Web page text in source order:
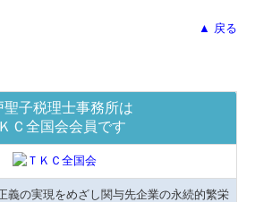
▲ 戻る
聖子税理士事務所は
Ｃ全国会会員です
義の実現をめざし関与先企業の永続的繁栄